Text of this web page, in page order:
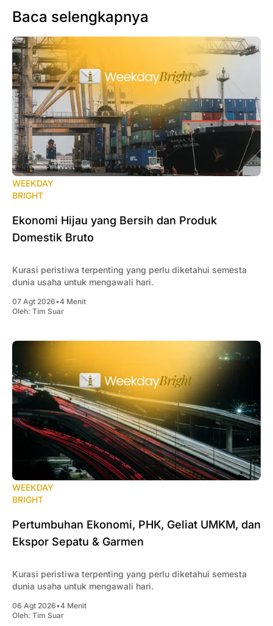
Baca selengkapnya
WEEKDAY
BRIGHT
Ekonomi Hijau yang Bersih dan Produk
Domestik Bruto
Kurasi peristiwa terpenting yang perlu diketahui semesta
dunia usaha untuk mengawali hari.
07 Agt 2026•4 Menit
Oleh: Tim Suar
WEEKDAY
BRIGHT
Pertumbuhan Ekonomi, PHK, Geliat UMKM, dan
Ekspor Sepatu & Garmen
Kurasi peristiwa terpenting yang perlu diketahui semesta
dunia usaha untuk mengawali hari.
06 Agt 2026•4 Menit
Oleh: Tim Suar